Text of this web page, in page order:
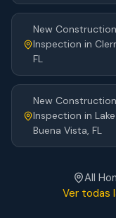
New Construction
Inspection in
FL
New Construction
Inspection in Lake
Buena Vista, FL
All
Ver todas